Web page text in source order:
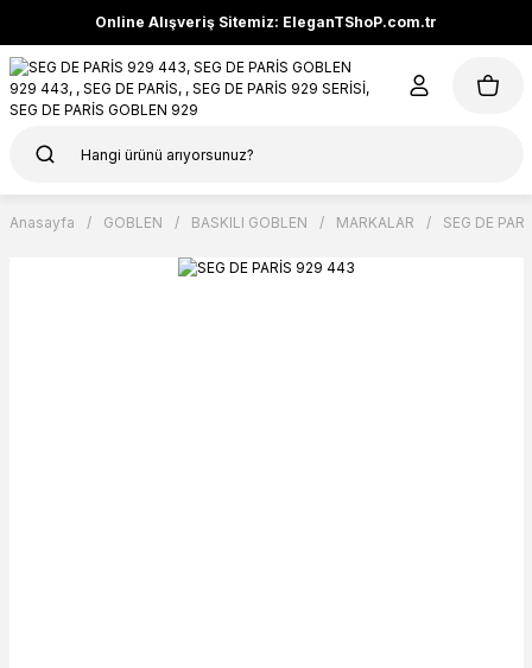
Online Alışveriş Sitemiz: EleganTShoP.com.tr
Anasayfa GOBLEN BASKILI GOBLEN MARKALAR SEG DE